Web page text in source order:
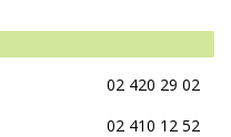
02 420 29 02
02 410 12 52